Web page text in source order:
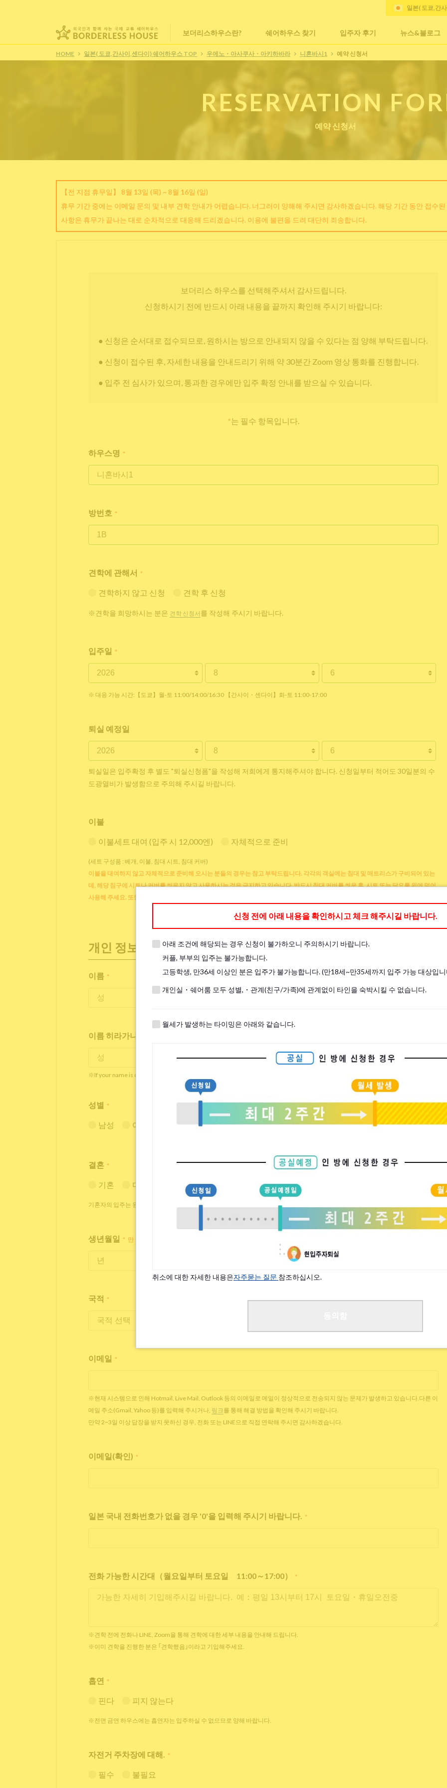
보더리스하우스란? 쉐어하우스 찾기 입주자 후기 뉴스&블로그
일본( 도쿄,간
HOME 일본( 도쿄,간사이,센다이) 쉐어하우스 TOP 우에노・아사쿠사・아키하바라 니혼바시1 예약 신청서
RESERVATION
예약 신청서
【전 지점 휴무일】 8월 13일 (목) ~ 8월 16일 (일)
휴무 기간 중에는 이메일 문의 및 내부 견학 안내가 어렵습니다. 너그러이 양해해 주시면 감사하겠습니다. 해당 기간 동안 접수
사항은 휴무가 끝나는 대로 순차적으로 대응해 드리겠습니다. 이용에 불편을 드려 대단히 죄송합니다.
보더리스 하우스를 선택해주셔서 감사드립니다.
신청하시기 전에 반드시 아래 내용을 끝까지 확인해 주시기 바랍니다:
● 신청은 순서대로 접수되므로, 원하시는 방으로 안내되지 않을 수 있다는 점 양해 부탁드립니다.
● 신청이 접수된 후, 자세한 내용을 안내드리기 위해 약 30분간 Zoom 영상 통화를 진행합니다.
● 입주 전 심사가 있으며, 통과한 경우에만 입주 확정 안내를 받으실 수 있습니다.
*는 필수 항목입니다.
하우스명 *
방번호 *
견학에 관해서 *
견학하지 않고 신청 견학 후 신청
※견학을 희망하시는 분은 견학 신청서 를 작성해 주시기 바랍니다.
입주일 *
※ 대응 가능 시간:【도쿄】월-토 11:00/14:00/16:30 【간사이・센다이】화-토 11:00-17:00
퇴실 예정일
퇴실일은 입주확정 후 별도 "퇴실신청폼"을 작성해 저희에게 통지해주셔야 합니다. 신청일부터 적어도 30일분의 수
도광열비가 발생함으로 주의해 주시길 바랍니다.
이불
이불세트 대여 (입주 시 12,000엔) 자체적으로 준비
(세트 구성품 : 베개, 이불, 침대 시트, 침대 커버)
이불을 대여하지 않고 자체적으로 준비해 오시는 분들의 경우는 참고 부탁드립니다. 각각의 객실에는 침대 및 매트리스가 구비되어 있는
데, 해당 침구에 시트나 커버를 씌우지 않고 사용하시는 것은 금지하고 있습니다. 반드시 침대 커버를 씌운 후, 시트 또는 담요를 위에 덮어
사용해 주세요. 또한 주무시는 동안 덮을 베개, 이불도 직접 준비하여 주십시오.
개인 정보
이름 *
이름 히라가나/가타가나/영어
※If your name is originally spelled in roman letters, please write your name again.
성별 *
남성 여성
결혼 *
기혼 미혼
기혼자의 입주는 원칙적으로 거절하고 있습니다만, 상황에 따라 입주 안내가 가능합니다.
생년월일 * 만 18세~35세까지 입주가 가능합니다
국적 *
이메일 *
※현재 시스템으로 인해 Hotmail, Live Mail, Outlook 등의 이메일로 메일이 정상적으로 전송되지 않는 문제가 발생하고 있습니다.다른 이
메일 주소(Gmail, Yahoo 등)를 입력해 주시거나, 링크 를 통해 해결 방법을 확인해 주시기 바랍니다.
만약 2~3일 이상 답장을 받지 못하신 경우, 전화 또는 LINE으로 직접 연락해 주시면 감사하겠습니다.
이메일(확인) *
일본 국내 전화번호가 없을 경우 '0'을 입력해 주시기 바랍니다. *
전화 가능한 시간대（월요일부터 토요일 11:00～17:00） *
※견학 전에 전화나 LINE, Zoom을 통해 견학에 대한 세부 내용을 안내해 드립니다.
※이미 견학을 진행한 분은 ｢견학했음｣이라고 기입해주세요.
흡연 *
핀다 피지 않는다
※전면 금연 하우스에는 흡연자는 입주하실 수 없으므로 양해 바랍니다.
자전거 주차장에 대해. *
필수 불필요
신청 전에 아래 내용을 확인하시고 체크 해주시길 바랍니다.
아래 조건에 해당되는 경우 신청이 불가하오니 주의하시기 바랍니다.
커플, 부부의 입주는 불가능합니다.
고등학생, 만36세 이상인 분은 입주가 불가능합니다. (만18세~만35세까지 입주 가능 대상입
개인실・쉐어룸 모두 성별,・관계(친구/가족)에 관계없이 타인을 숙박시킬 수 없습니다.
월세가 발생하는 타이밍은 아래와 같습니다.
취소에 대한 자세한 내용은자주묻는 질문 참조하십시오.